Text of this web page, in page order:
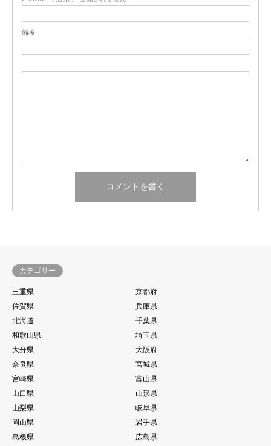
備考
カテゴリー
三重県
京都府
佐賀県
兵庫県
北海道
千葉県
和歌山県
埼玉県
大分県
大阪府
奈良県
宮城県
宮崎県
富山県
山口県
山形県
山梨県
岐阜県
岡山県
岩手県
島根県
広島県